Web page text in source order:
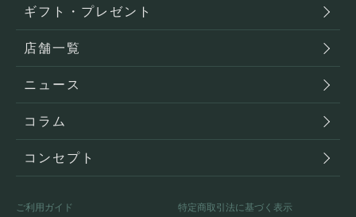
ギフト・プレゼント
店舗一覧
ニュース
コラム
コンセプト
ご利用ガイド 特定商取引法に基づく表示